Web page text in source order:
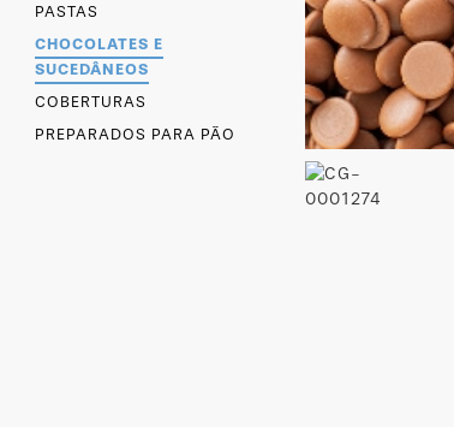
MINI
PASTAS
CHOCOLATES E
SUCEDÂNEOS
COBERTURAS
PREPARADOS PARA PÃO